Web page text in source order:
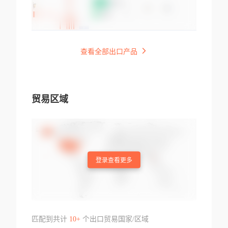
查看全部出口产品
贸易区域
登录查看更多
匹配到共计 10+个出口贸易国家/区域